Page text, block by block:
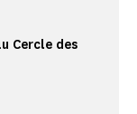
Cercle des